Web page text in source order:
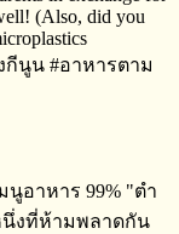
นูอาหาร​ 99%​ "ตำ
นึ่งที่ห้ามพลาดกัน